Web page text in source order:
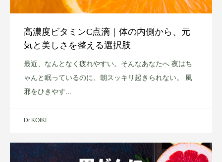
高濃度ビタミンC点滴｜体の内側から、元
気と美しさを整える選択肢
最近、なんとなく疲れやすい。そんなあなたへ 夜はち
ゃんと眠っているのに、朝スッキリ起きられない。 風
邪をひきやす...
Dr.KOIKE